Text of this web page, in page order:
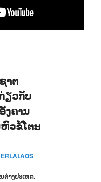
າຕ
ຽວກັບ
ງຄານ
ວຂໍ້ໂຕະ
າງປະເທດ.